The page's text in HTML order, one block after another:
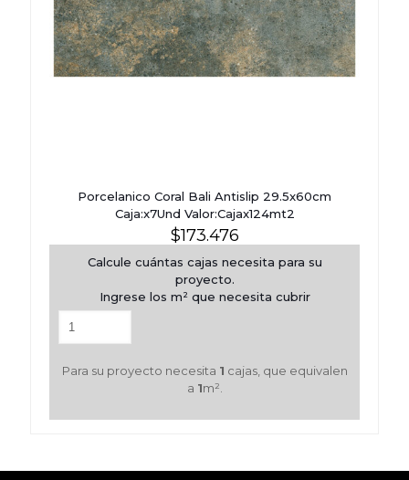
Porcelanico Coral Bali Antislip 29.5x60cm
Caja:x7Und Valor:Cajax124mt2
$173.476
Calcule cuántas cajas necesita para su
proyecto.
Ingrese los m² que necesita cubrir
Para su proyecto necesita 1 cajas, que equivalen
a 1m².